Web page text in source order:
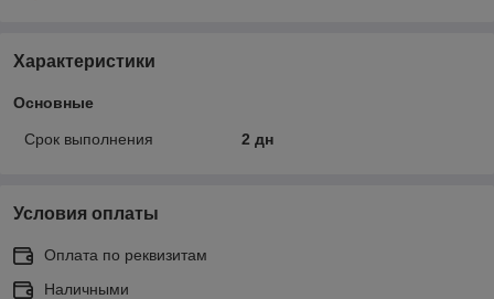
Характеристики
Основные
Срок выполнения 2 дн
Условия оплаты
Оплата по реквизитам
Наличными